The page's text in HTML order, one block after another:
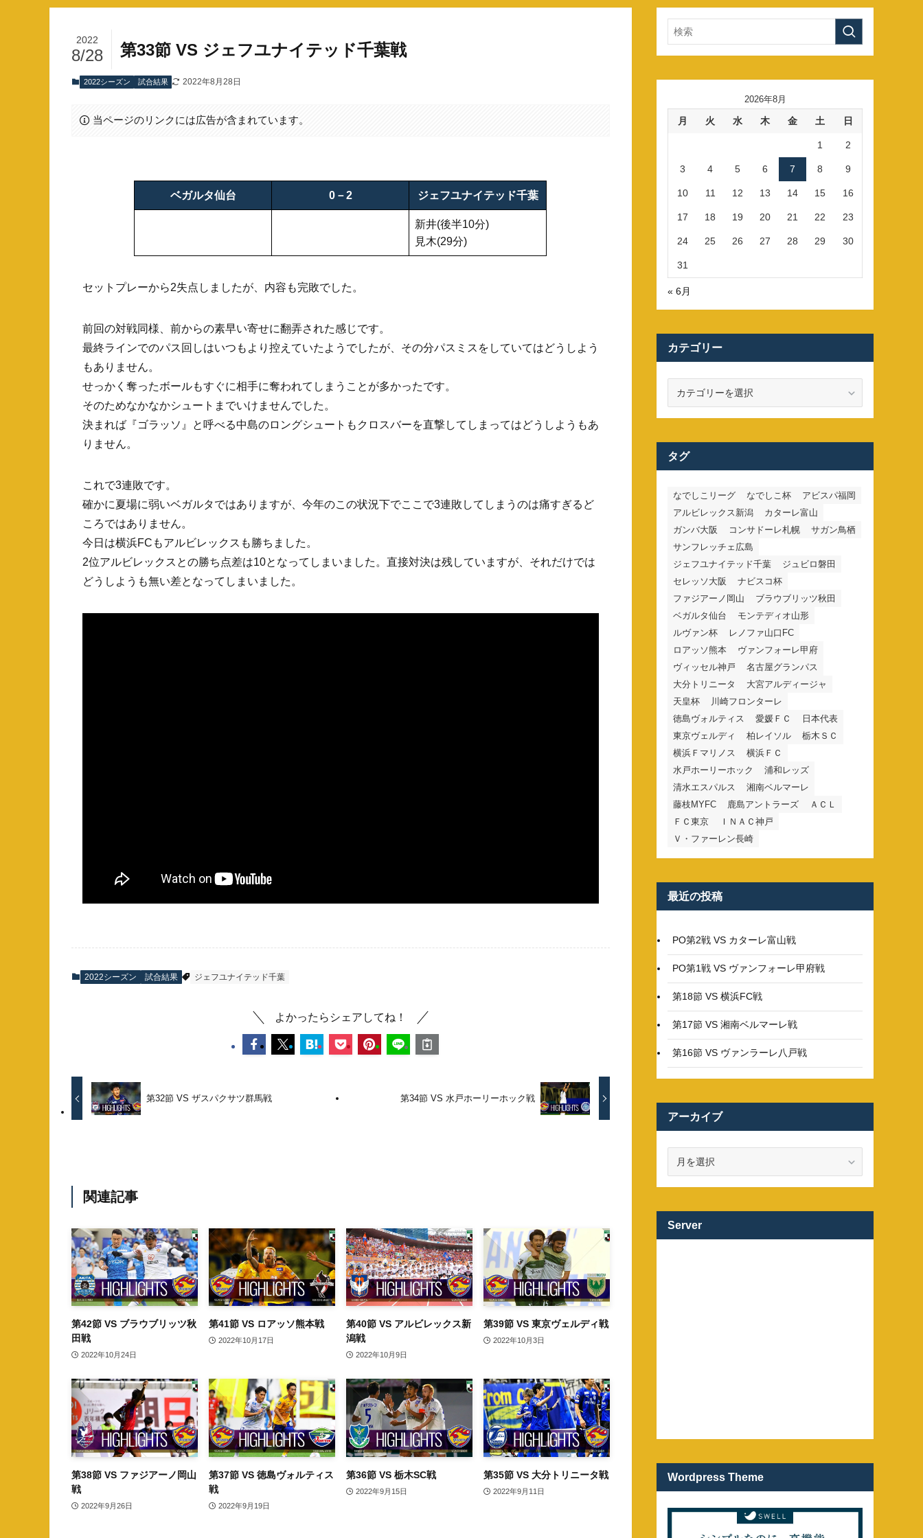
第33節 VS ジェフユナイテッド千葉戦
2022
8/28
2022シーズン 試合結果 2022年8月28日
当ページのリンクには広告が含まれています。
ベガルタ仙台 0－2 ジェフユナイテッド千葉
新井(後半10分)
見木(29分)
セットプレーから2失点しましたが、内容も完敗でした。
前回の対戦同様、前からの素早い寄せに翻弄された感じです。
最終ラインでのパス回しはいつもより控えていたようでしたが、その分パスミスをしていてはどうしよう
もありません。
せっかく奪ったボールもすぐに相手に奪われてしまうことが多かったです。
そのためなかなかシュートまでいけませんでした。
決まれば『ゴラッソ』と呼べる中島のロングシュートもクロスバーを直撃してしまってはどうしようもあ
りません。
これで3連敗です。
確かに夏場に弱いベガルタではありますが、今年のこの状況下でここで3連敗してしまうのは痛すぎるど
ころではありません。
今日は横浜FCもアルビレックスも勝ちました。
2位アルビレックスとの勝ち点差は10となってしまいました。直接対決は残していますが、それだけでは
どうしようも無い差となってしまいました。
2022シーズン 試合結果 ジェフユナイテッド千葉
よかったらシェアしてね！
第32節 VS ザスパクサツ群馬戦 第34節 VS 水戸ホーリーホック戦
関連記事
第42節 VS ブラウブリッツ秋
田戦
2022年10月24日
第41節 VS ロアッソ熊本戦
2022年10月17日
第40節 VS アルビレックス新
潟戦
2022年10月9日
第39節 VS 東京ヴェルディ戦
2022年10月3日
第38節 VS ファジアーノ岡山
戦
2022年9月26日
第37節 VS 徳島ヴォルティス
戦
2022年9月19日
第36節 VS 栃木SC戦
2022年9月15日
第35節 VS 大分トリニータ戦
2022年9月11日
2026年8月
月 火 水 木 金 土 日
1 2
3 4 5 6 7 8 9
10 11 12 13 14 15 16
17 18 19 20 21 22 23
24 25 26 27 28 29 30
31
« 6月
カテゴリー
ー
タグ
なでしこリーグ なでしこ杯
アビスパ福岡
アルビレックス新潟
カターレ富山
ガンバ大阪
コンサドーレ札幌
サガン鳥栖
サンフレッチェ広島
ジェフユナイテッド千葉
ジュビロ磐田
セレッソ大阪
ナビスコ杯
ファジアーノ岡山
ブラウブリッツ秋田
ベガルタ仙台
モンテディオ山形
ルヴァン杯
レノファ山口FC
ロアッソ熊本
ヴァンフォーレ甲府
ヴィッセル神戸
名古屋グランパス
大分トリニータ
大宮アルディージャ
天皇杯
川崎フロンターレ
徳島ヴォルティス
愛媛ＦＣ
日本代表
東京ヴェルディ
柏レイソル
栃木ＳＣ
横浜Ｆマリノス
横浜ＦＣ
水戸ホーリーホック
浦和レッズ
清水エスパルス
湘南ベルマーレ
藤枝MYFC
鹿島アントラーズ
ＡＣＬ
ＦＣ東京
ＩＮＡＣ神戸
Ｖ・ファーレン長崎
最近の投稿
PO第2戦 VS カターレ富山戦
PO第1戦 VS ヴァンフォーレ甲府戦
第18節 VS 横浜FC戦
第17節 VS 湘南ベルマーレ戦
第16節 VS ヴァンラーレ八戸戦
アーカイブ
ブ
Server
Wordpress Theme